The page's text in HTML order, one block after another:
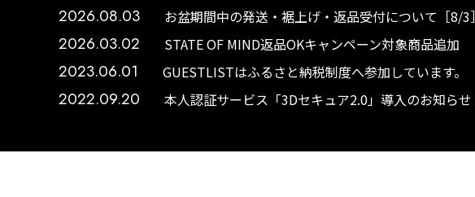
2026.08.03 お盆期間中の発送・裾上げ・返品受付について［8/3］
2026.03.02 STATE OF MIND返品OKキャンペーン対象商品追加
2023.06.01 GUESTLISTはふるさと納税制度へ参加しています。
2022.09.20 本人認証サービス「3Dセキュア2.0」導入のお知らせ